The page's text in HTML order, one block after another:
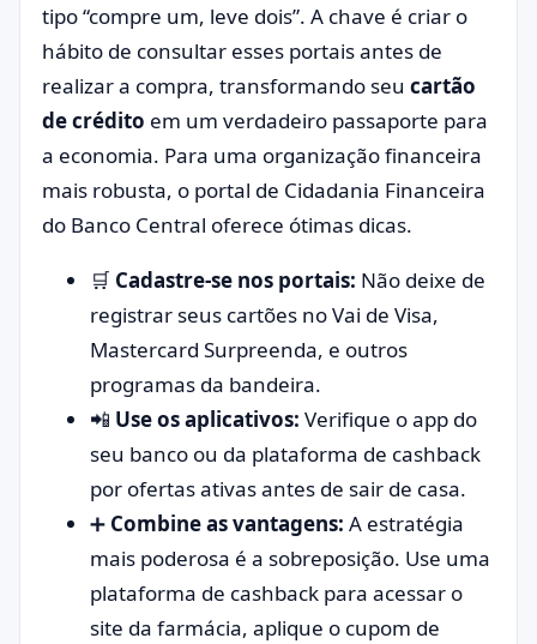
tipo “compre um, leve dois”. A chave é criar o
hábito de consultar esses portais antes de
realizar a compra, transformando seu cartão
de crédito em um verdadeiro passaporte para
a economia. Para uma organização financeira
mais robusta, o portal de Cidadania Financeira
do Banco Central oferece ótimas dicas.
🛒 Cadastre-se nos portais: Não deixe de
registrar seus cartões no Vai de Visa,
Mastercard Surpreenda, e outros
programas da bandeira.
📲 Use os aplicativos: Verifique o app do
seu banco ou da plataforma de cashback
por ofertas ativas antes de sair de casa.
➕ Combine as vantagens: A estratégia
mais poderosa é a sobreposição. Use uma
plataforma de cashback para acessar o
site da farmácia, aplique o cupom de